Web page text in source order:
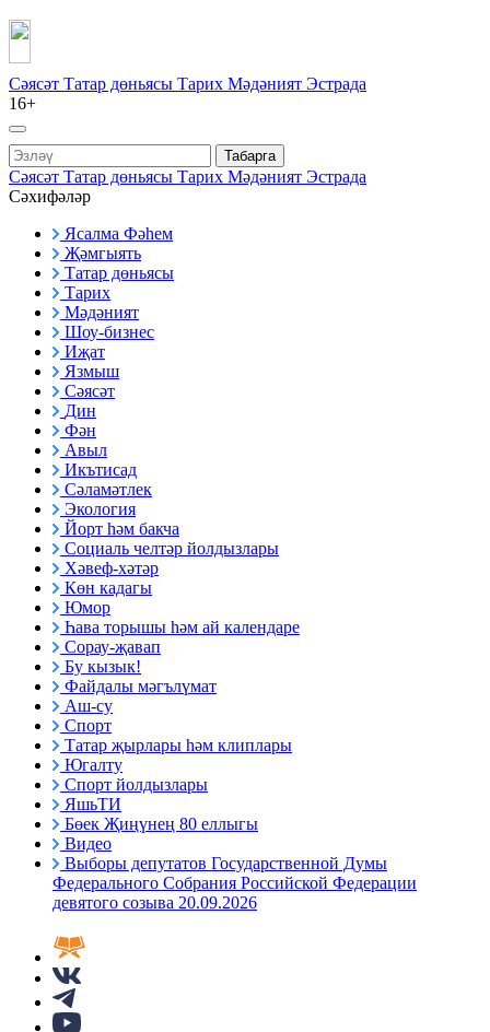
Сәясәт Татар дөньясы Тарих Мәдәният Эстрада
16+
Табарга
Сәясәт Татар дөньясы Тарих Мәдәният Эстрада
Сәхифәләр
Ясалма Фәһем
Җәмгыять
Татар дөньясы
Тарих
Мәдәният
Шоу-бизнес
Иҗат
Язмыш
Сәясәт
Дин
Фән
Авыл
Икътисад
Сәламәтлек
Экология
Йорт һәм бакча
Социаль челтәр йолдызлары
Хәвеф-хәтәр
Көн кадагы
Юмор
Һава торышы һәм ай календаре
Сорау-җавап
Бу кызык!
Файдалы мәгълүмат
Аш-су
Спорт
Татар җырлары һәм клиплары
Югалту
Спорт йолдызлары
ЯшьТИ
Бөек Җиңүнең 80 еллыгы
Видео
Выборы депутатов Государственной Думы
Федерального Собрания Российской Федерации
девятого созыва 20.09.2026